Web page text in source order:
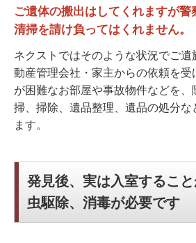
ご遺体の搬出はしてくれますが
清掃を請け負ってはくれません。
ネクストではそのような状況でご遺
動産管理会社・家主からの依頼を受
が困難なお部屋や事故物件などを
掃、掃除、遺品整理、遺品の処分な
ます。
発見後、実は入室するこ
虫駆除、消毒が必要です